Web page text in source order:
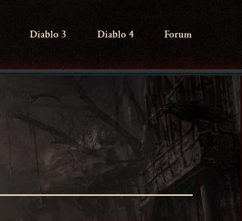
MenüDiablo 3
MenüDiablo 4
MenüForum